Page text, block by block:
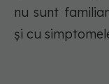
nu sunt
și cu